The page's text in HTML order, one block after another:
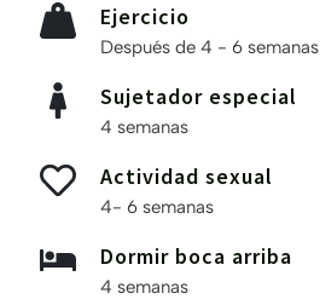
Ejercicio
Después de 4 - 6 semanas
Sujetador especial
4 semanas
Actividad sexual
4- 6 semanas
Dormir boca arriba
4 semanas